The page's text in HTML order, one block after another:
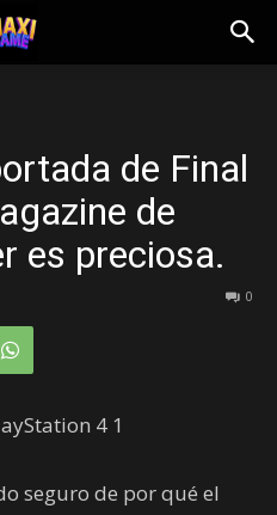
de Final
de
es preciosa.
0
seguro de por qué el